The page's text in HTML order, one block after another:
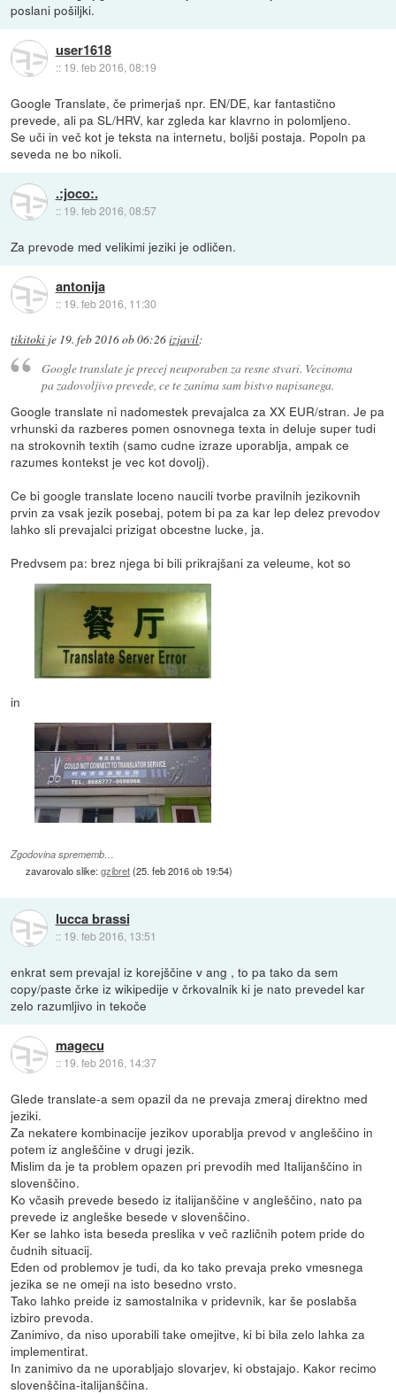
poslani pošiljki.
user1618
:: 19. feb 2016, 08:19
Google Translate, če primerjaš npr. EN/DE, kar fantastično
prevede, ali pa SL/HRV, kar zgleda kar klavrno in polomljeno.
Se uči in več kot je teksta na internetu, boljši postaja. Popoln pa
seveda ne bo nikoli.
.:joco:.
:: 19. feb 2016, 08:57
Za prevode med velikimi jeziki je odličen.
antonija
:: 19. feb 2016, 11:30
tikitoki je 19. feb 2016 ob 06:26izjavil:
Google translate je precej neuporaben za resne stvari. Vecinoma
pa zadovoljivo prevede, ce te zanima sam bistvo napisanega.
Google translate ni nadomestek prevajalca za XX EUR/stran. Je pa
vrhunski da razberes pomen osnovnega texta in deluje super tudi
na strokovnih textih (samo cudne izraze uporablja, ampak ce
razumes kontekst je vec kot dovolj).
Ce bi google translate loceno naucili tvorbe pravilnih jezikovnih
prvin za vsak jezik posebaj, potem bi pa za kar lep delez prevodov
lahko sli prevajalci prizigat obcestne lucke, ja.
Predvsem pa: brez njega bi bili prikrajšani za veleume, kot so
in
Zgodovina sprememb…
zavarovalo slike:gzibret(25. feb 2016 ob 19:54)
lucca brassi
:: 19. feb 2016, 13:51
enkrat sem prevajal iz korejščine v ang , to pa tako da sem
copy/paste črke iz wikipedije v črkovalnik ki je nato prevedel kar
zelo razumljivo in tekoče
magecu
:: 19. feb 2016, 14:37
Glede translate-a sem opazil da ne prevaja zmeraj direktno med
jeziki.
Za nekatere kombinacije jezikov uporablja prevod v angleščino in
potem iz angleščine v drugi jezik.
Mislim da je ta problem opazen pri prevodih med Italijanščino in
slovenščino.
Ko včasih prevede besedo iz italijanščine v angleščino, nato pa
prevede iz angleške besede v slovenščino.
Ker se lahko ista beseda preslika v več različnih potem pride do
čudnih situacij.
Eden od problemov je tudi, da ko tako prevaja preko vmesnega
jezika se ne omeji na isto besedno vrsto.
Tako lahko preide iz samostalnika v pridevnik, kar še poslabša
izbiro prevoda.
Zanimivo, da niso uporabili take omejitve, ki bi bila zelo lahka za
implementirat.
In zanimivo da ne uporabljajo slovarjev, ki obstajajo. Kakor recimo
slovenščina-italijanščina.